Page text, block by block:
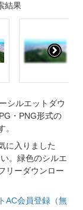
結果
シルエットダウ
・PNG形式の
に入りました
。緑色のシルエ
リーダウンロー
AC会員登録（無